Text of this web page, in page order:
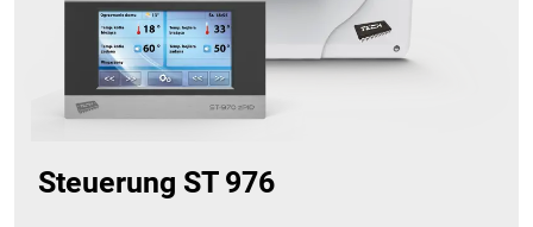
Steuerung ST 976